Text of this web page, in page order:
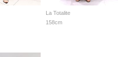
La Totalite
158cm